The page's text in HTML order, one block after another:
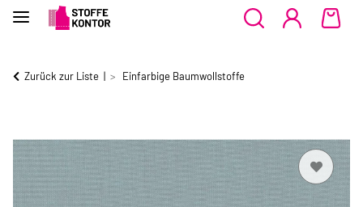
Zurück zur Liste Einfarbige Baumwollstoffe